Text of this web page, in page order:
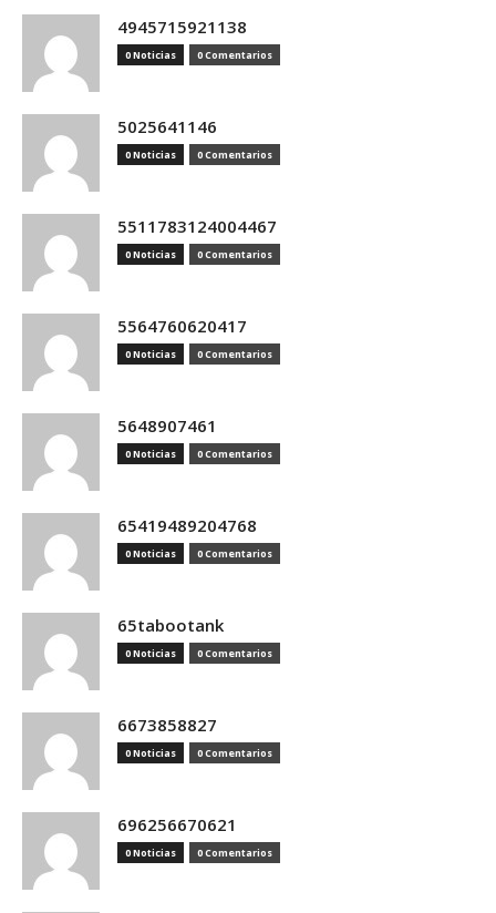
4945715921138
0 Noticias 0 Comentarios
5025641146
0 Noticias 0 Comentarios
5511783124004467
0 Noticias 0 Comentarios
5564760620417
0 Noticias 0 Comentarios
5648907461
0 Noticias 0 Comentarios
65419489204768
0 Noticias 0 Comentarios
65tabootank
0 Noticias 0 Comentarios
6673858827
0 Noticias 0 Comentarios
696256670621
0 Noticias 0 Comentarios